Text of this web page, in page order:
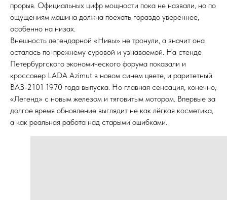
прорыв. Официальных цифр мощности пока не назвали, но по
ощущениям машина должна поехать гораздо увереннее,
особенно на низах.
Внешность легендарной «Нивы» не тронули, а значит она
осталась по-прежнему суровой и узнаваемой. На стенде
Петербургского экономического форума показали и
кроссовер LADA Azimut в новом синем цвете, и раритетный
ВАЗ-2101 1970 года выпуска. Но главная сенсация, конечно,
«Легенд» с новым железом и тяговитым мотором. Впервые за
долгое время обновление выглядит не как лёгкая косметика,
а как реальная работа над старыми ошибками.